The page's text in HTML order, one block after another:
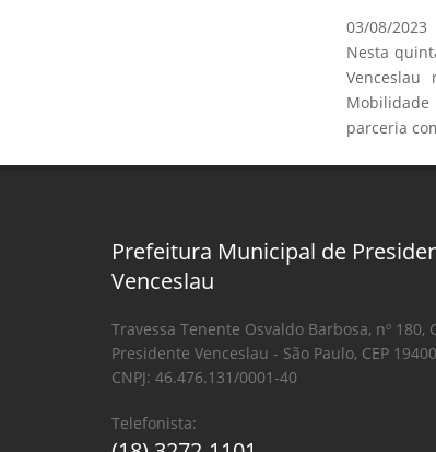
03/08/2023
Nesta
Mobilidade
parceria
Prefeitura Municipal de
Venceslau
Travessa Tenente Osvaldo Barbosa, nº 180,
Presidente Venceslau - São Paulo, CEP
CNPJ: 46.476.131/0001-40
Telefonista: